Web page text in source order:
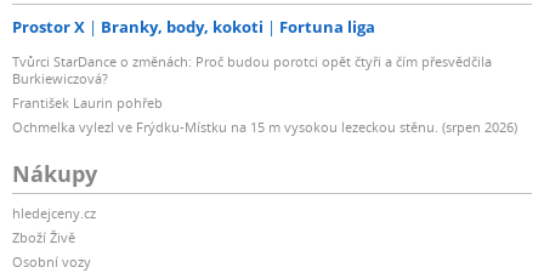
Prostor X Branky, body, kokoti Fortuna liga
Tvůrci StarDance o změnách: Proč budou porotci opět čtyři a čím přesvědčila
Burkiewiczová?
František Laurin pohřeb
Ochmelka vylezl ve Frýdku-Místku na 15 m vysokou lezeckou stěnu. (srpen 2026)
Nákupy
hledejceny.cz
Zboží Živě
Osobní vozy